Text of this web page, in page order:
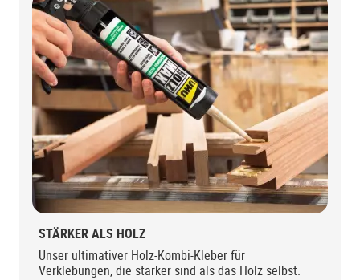
STÄRKER ALS HOLZ
Unser ultimativer Holz-Kombi-Kleber für
Verklebungen, die stärker sind als das Holz selbst.